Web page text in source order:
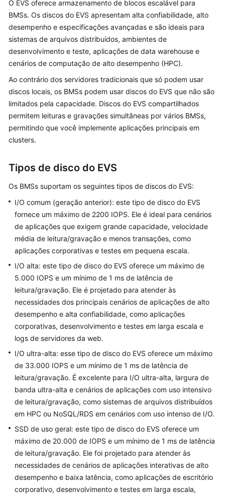
O
que
é
o
BMS?
Vantagens
do
BMS
Cenários
de
do
EVS
Rede
Segurança
Cobrança
Região
AZ
Serviços
relacionados
Funcionalidades
e
restrições
História
mudanças
O EVS oferece armazenamento de blocos escalável para
BMSs. Os discos do EVS apresentam alta confiabilidade, alto
desempenho e especificações avançadas e são ideais para
sistemas de arquivos distribuídos, ambientes de
desenvolvimento e teste, aplicações de data warehouse e
cenários de computação de alto desempenho (HPC).
Ao contrário dos servidores tradicionais que só podem usar
discos locais, os BMSs podem usar discos do EVS que não são
limitados pela capacidade. Discos do EVS compartilhados
permitem leituras e gravações simultâneas por vários BMSs,
permitindo que você implemente aplicações principais em
clusters.
Tipos de disco do EVS
Os BMSs suportam os seguintes tipos de discos do EVS:
I/O comum (geração anterior): este tipo de disco do EVS
fornece um máximo de 2200 IOPS. Ele é ideal para cenários
de aplicações que exigem grande capacidade, velocidade
média de leitura/gravação e menos transações, como
aplicações corporativas e testes em pequena escala.
I/O alta: este tipo de disco do EVS oferece um máximo de
5.000 IOPS e um mínimo de 1 ms de latência de
leitura/gravação. Ele é projetado para atender às
necessidades dos principais cenários de aplicações de alto
desempenho e alta confiabilidade, como aplicações
corporativas, desenvolvimento e testes em larga escala e
logs de servidores da web.
I/O ultra-alta: esse tipo de disco do EVS oferece um máximo
de 33.000 IOPS e um mínimo de 1 ms de latência de
leitura/gravação. É excelente para I/O ultra-alta, largura de
banda ultra-alta e cenários de aplicações com uso intensivo
de leitura/gravação, como sistemas de arquivos distribuídos
em HPC ou NoSQL/RDS em cenários com uso intenso de I/O.
SSD de uso geral: este tipo de disco do EVS oferece um
máximo de 20.000 de IOPS e um mínimo de 1 ms de latência
de leitura/gravação. Ele foi projetado para atender às
necessidades de cenários de aplicações interativas de alto
desempenho e baixa latência, como aplicações de escritório
corporativo, desenvolvimento e testes em larga escala,